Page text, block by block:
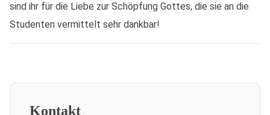
sind ihr für die Liebe zur Schöpfung Gottes, die sie an die
Studenten vermittelt sehr dankbar!
Kontakt